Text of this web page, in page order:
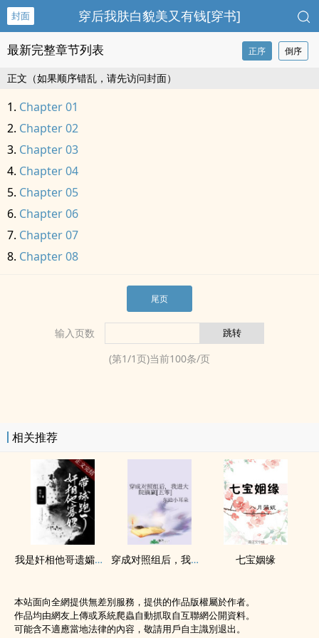
封面 穿后我肤白貌美又有钱[穿书]
最新完整章节列表 正序 倒序
正文（如果顺序错乱，请先访问封面）
Chapter 01
Chapter 02
Chapter 03
Chapter 04
Chapter 05
Chapter 06
Chapter 07
Chapter 08
尾页
输入页数
(第1/1页)当前100条/页
相关推荐
我是奸相他哥遗孀（重生） 穿成对照组后，我进大院躺赢[五零] 七宝姻缘
本站面向全網提供無差別服務，提供的作品版權屬於作者。
作品均由網友上傳或系統爬蟲自動抓取自互聯網公開資料。
可能含不適應當地法律的內容，敬請用戶自主識別退出。